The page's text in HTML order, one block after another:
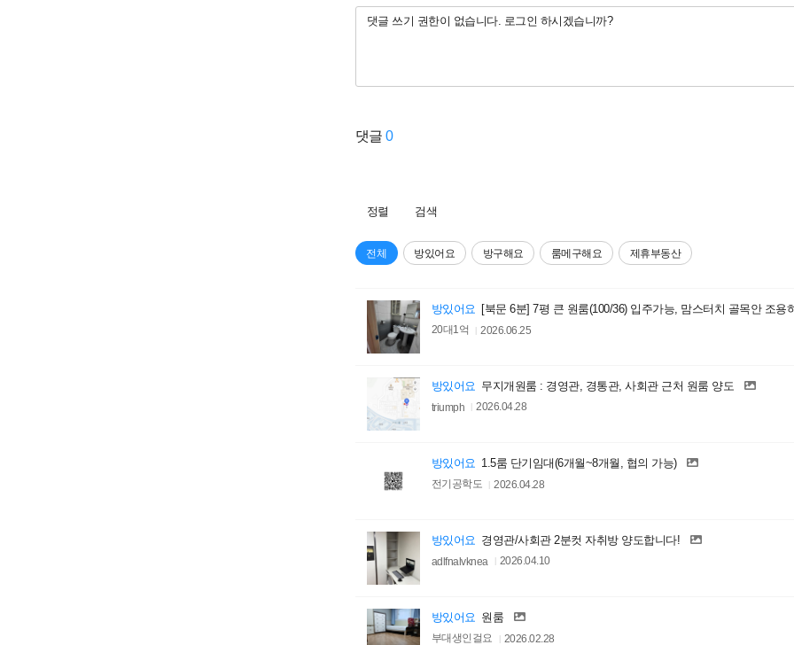
댓글 0
정렬 검색
전체 방있어요 방구해요 룸메구해요 제휴부동산
방있어요 [북문 6분] 7평 큰 원룸(100/36) 입주가능, 맘스터치 골목안 조용
20대1억 2026.06.25
방있어요 무지개원룸 : 경영관, 경통관, 사회관 근처 원룸 양도
triumph 2026.04.28
방있어요 1.5룸 단기임대(6개월~8개월, 협의 가능)
전기공학도 2026.04.28
방있어요 경영관/사회관 2분컷 자취방 양도합니다!
adlfnalvknea 2026.04.10
방있어요 원룸
부대생인걸요 2026.02.28